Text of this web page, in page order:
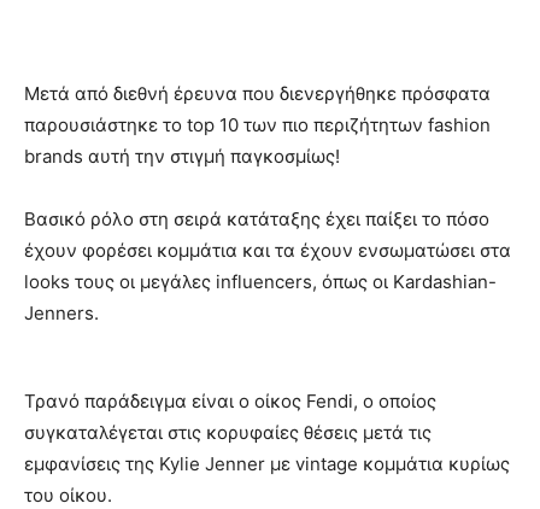
Μετά από διεθνή έρευνα που διενεργήθηκε πρόσφατα
παρουσιάστηκε το top 10 των πιο περιζήτητων fashion
brands αυτή την στιγμή παγκοσμίως!
Βασικό ρόλο στη σειρά κατάταξης έχει παίξει το πόσο
έχουν φορέσει κομμάτια και τα έχουν ενσωματώσει στα
looks τους οι μεγάλες influencers, όπως οι Kardashian-
Jenners.
Τρανό παράδειγμα είναι ο οίκος Fendi, ο οποίος
συγκαταλέγεται στις κορυφαίες θέσεις μετά τις
εμφανίσεις της Kylie Jenner με vintage κομμάτια κυρίως
του οίκου.